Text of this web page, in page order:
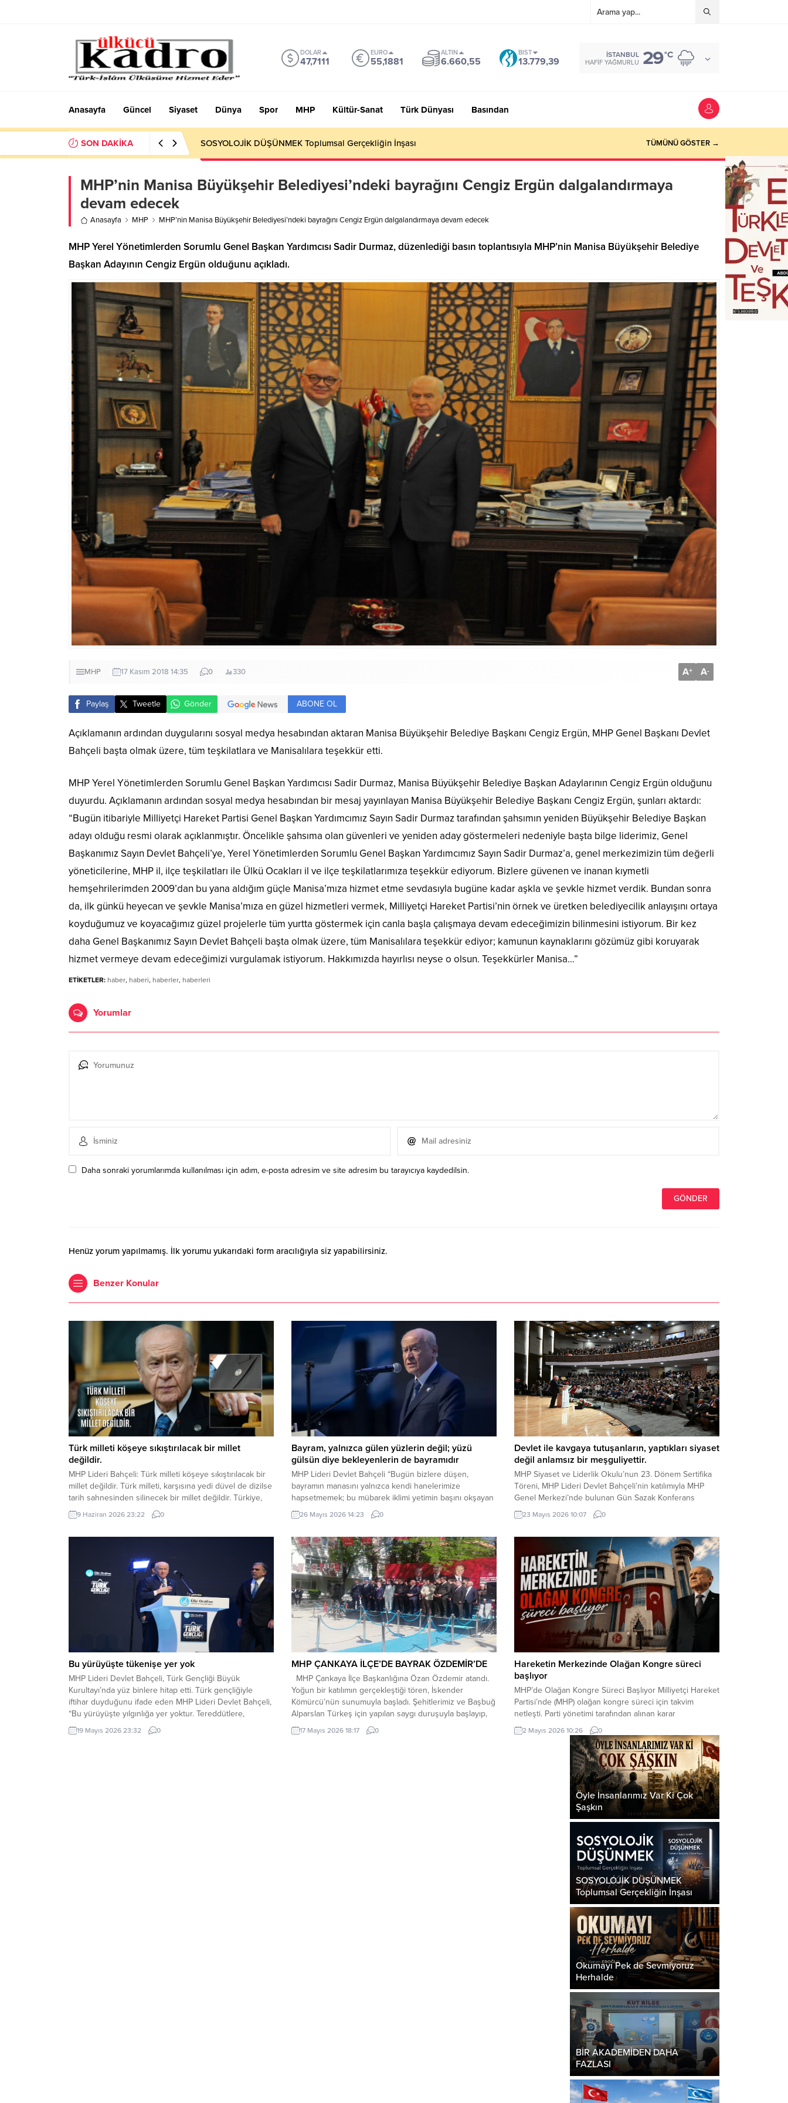
DOLAR
47,7111
EURO
55,1881
ALTIN
6.660,55
BIST
13.779,39
İSTANBUL
HAFIF YAĞMURLU 29°C
Anasayfa Güncel Siyaset Dünya Spor MHP Kültür-Sanat Türk Dünyası Basından
SON DAKİKA SOSYOLOJİK DÜŞÜNMEK Toplumsal Gerçekliğin İnşası TÜMÜNÜ GÖSTER →
MHP’nin Manisa Büyükşehir Belediyesi’ndeki bayrağını Cengiz Ergün dalgalandırmaya
devam edecek
Anasayfa MHP MHP’nin Manisa Büyükşehir Belediyesi’ndeki bayrağını Cengiz Ergün dalgalandırmaya devam edecek
MHP Yerel Yönetimlerden Sorumlu Genel Başkan Yardımcısı Sadir Durmaz, düzenlediği basın toplantısıyla MHP’nin Manisa Büyükşehir Belediye
Başkan Adayının Cengiz Ergün olduğunu açıkladı.
MHP 17 Kasım 2018 14:35 0 330 A+ A-
Paylaş Tweetle Gönder ABONE OL
Açıklamanın ardından duygularını sosyal medya hesabından aktaran Manisa Büyükşehir Belediye Başkanı Cengiz Ergün, MHP Genel Başkanı Devlet
Bahçeli başta olmak üzere, tüm teşkilatlara ve Manisalılara teşekkür etti.
MHP Yerel Yönetimlerden Sorumlu Genel Başkan Yardımcısı Sadir Durmaz, Manisa Büyükşehir Belediye Başkan Adaylarının Cengiz Ergün olduğunu
duyurdu. Açıklamanın ardından sosyal medya hesabından bir mesaj yayınlayan Manisa Büyükşehir Belediye Başkanı Cengiz Ergün, şunları aktardı:
“Bugün itibariyle Milliyetçi Hareket Partisi Genel Başkan Yardımcımız Sayın Sadir Durmaz tarafından şahsımın yeniden Büyükşehir Belediye Başkan
adayı olduğu resmi olarak açıklanmıştır. Öncelikle şahsıma olan güvenleri ve yeniden aday göstermeleri nedeniyle başta bilge liderimiz, Genel
Başkanımız Sayın Devlet Bahçeli’ye, Yerel Yönetimlerden Sorumlu Genel Başkan Yardımcımız Sayın Sadir Durmaz’a, genel merkezimizin tüm değerli
yöneticilerine, MHP il, ilçe teşkilatları ile Ülkü Ocakları il ve ilçe teşkilatlarımıza teşekkür ediyorum. Bizlere güvenen ve inanan kıymetli
hemşehrilerimden 2009’dan bu yana aldığım güçle Manisa’mıza hizmet etme sevdasıyla bugüne kadar aşkla ve şevkle hizmet verdik. Bundan sonra
da, ilk günkü heyecan ve şevkle Manisa’mıza en güzel hizmetleri vermek, Milliyetçi Hareket Partisi’nin örnek ve üretken belediyecilik anlayışını ortaya
koyduğumuz ve koyacağımız güzel projelerle tüm yurtta göstermek için canla başla çalışmaya devam edeceğimizin bilinmesini istiyorum. Bir kez
daha Genel Başkanımız Sayın Devlet Bahçeli başta olmak üzere, tüm Manisalılara teşekkür ediyor; kamunun kaynaklarını gözümüz gibi koruyarak
hizmet vermeye devam edeceğimizi vurgulamak istiyorum. Hakkımızda hayırlısı neyse o olsun. Teşekkürler Manisa…”
ETİKETLER: haber, haberi, haberler, haberleri
Yorumlar
Daha sonraki yorumlarımda kullanılması için adım, e-posta adresim ve site adresim bu tarayıcıya kaydedilsin.
Henüz yorum yapılmamış. İlk yorumu yukarıdaki form aracılığıyla siz yapabilirsiniz.
Benzer Konular
Türk milleti köşeye sıkıştırılacak bir millet
değildir.
MHP Lideri Bahçeli: Türk milleti köşeye sıkıştırılacak bir
millet değildir. Türk milleti, karşısına yedi düvel de dizilse
tarih sahnesinden silinecek bir millet değildir. Türkiye,
ham hayaller kurulup çizilen haritaların kenarına
sıkıştırılacak, eline bir avuç toprak verilip denizlerinden
9 Haziran 2026 23:22 0
Bayram, yalnızca gülen yüzlerin değil; yüzü
gülsün diye bekleyenlerin de bayramıdır
MHP Lideri Devlet Bahçeli “Bugün bizlere düşen,
bayramın manasını yalnızca kendi hanelerimize
hapsetmemek; bu mübarek iklimi yetimin başını okşayan
ele, yoksulun sofrasına uzanan lokmaya, yaşlının duasını
alan güler yüze, yalnızın kapısını çalan muhabbete
değil; yüzü gülsün diye bekleyenlerin de bayramıdır.
Bayram, yalnızca varlık içinde...
26 Mayıs 2026 14:23 0
Devlet ile kavgaya tutuşanların, yaptıkları siyaset
değil anlamsız bir meşguliyettir.
MHP Siyaset ve Liderlik Okulu’nun 23. Dönem Sertifika
Töreni, MHP Lideri Devlet Bahçeli’nin katılımıyla MHP
Genel Merkezi’nde bulunan Gün Sazak Konferans
Salonu’nda gerçekleştirildi. Törende konuşan MHP Lideri
Devlet Bahçeli, gündeme ilişkin önemli
Arkadaşlarım, Muhterem Hanımefendiler, Beyefendiler,
Sertifika Almaya Hak Kazanmış Değerli Kardeşlerim,
Sayın Basın Mensupları, Türkçe...
23 Mayıs 2026 10:07 0
Bu yürüyüşte tükenişe yer yok
MHP Lideri Devlet Bahçeli, Türk Gençliği Büyük
Kurultayı’nda yüz binlere hitap etti. Türk gençliğiyle
iftihar duyduğunu ifade eden MHP Lideri Devlet Bahçeli,
“Bu yürüyüşte yılgınlığa yer yoktur. Tereddütlere,
teslimiyete, tükenişe yer yoktur” dedi. MHP Lideri Devlet
Bahçeli, Ülkü Ocakları Eğitim ve Kültür Vakfı Genel
19 Mayıs 2026 23:32 0
MHP ÇANKAYA İLÇE’DE BAYRAK ÖZDEMİR’DE
MHP Çankaya İlçe Başkanlığına Özan Özdemir atandı.
Yoğun bir katılımın gerçekleştiği tören, İskender
Kömürcü’nün sunumuyla başladı. Şehitlerimiz ve Başbuğ
Alparslan Türkeş için yapılan saygı duruşuyla başlayıp,
İstiklal Marşımız ve Kuran-ı Kerim okunmasıyla devam
etti. Yeni İlçe Başkanı Ozan Özdemir kürsüye gelerek
17 Mayıs 2026 18:17 0
Hareketin Merkezinde Olağan Kongre süreci
başlıyor
MHP’de Olağan Kongre Süreci Başlıyor Milliyetçi Hareket
Partisi’nde (MHP) olağan kongre süreci için takvim
netleşti. Parti yönetimi tarafından alınan karar
doğrultusunda, teşkilat kongreleri Mayıs ayında
başlatılacak. İlçe ve İl Kongreleri Başlıyor MHP Genel
Başkan Yardımcısı Semih Yalçın tarafından yapılan
açıklamada, 27 Nisan 2026 tarihinde gerçekleştirilen
Merkez Yönetim Kurulu toplantısında kongre...
2 Mayıs 2026 10:26 0
Öyle İnsanlarımız Var Ki Çok
Şaşkın
SOSYOLOJİK DÜŞÜNMEK
Toplumsal Gerçekliğin İnşası
Okumayı Pek de Sevmiyoruz
Herhalde
BİR AKADEMİDEN DAHA
FAZLASI